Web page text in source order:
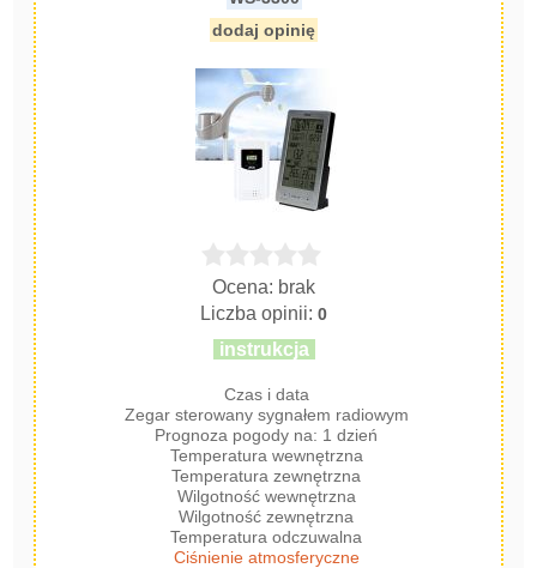
dodaj opinię
Ocena: brak
Liczba opinii:0
instrukcja
Czas i data
Zegar sterowany sygnałem radiowym
Prognoza pogody na: 1 dzień
Temperatura wewnętrzna
Temperatura zewnętrzna
Wilgotność wewnętrzna
Wilgotność zewnętrzna
Temperatura odczuwalna
Ciśnienie atmosferyczne